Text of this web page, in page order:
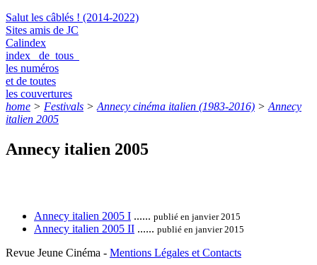
Salut les câblés ! (2014-2022)
Sites amis de JC
Calindex
index de tous
les numéros
et de toutes
les couvertures
home > Festivals > Annecy cinéma italien (1983-2016) > Annecy
italien 2005
Annecy italien 2005
Annecy italien 2005 I ...... publié en janvier 2015
Annecy italien 2005 II ...... publié en janvier 2015
Revue Jeune Cinéma - Mentions Légales et Contacts